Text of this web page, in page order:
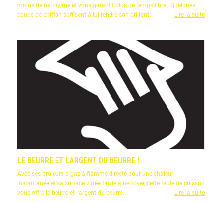
moins de nettoyage et vous garantit plus de temps libre ! Quelques
coups de chiffon suffisent à lui rendre son brillant.
Lire la suite
LE BEURRE ET L'ARGENT DU BEURRE !
Avec ses brûleurs à gaz à flamme directe pour une chaleur
instantanée et sa surface vitrée facile à nettoyer, cette table de cuisson
vous offre le beurre et l'argent du beurre.
Lire la suite